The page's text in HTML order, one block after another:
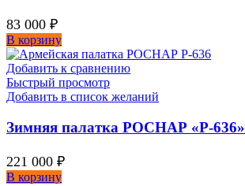
83 000 ₽
В корзину
Добавить к сравнению
Быстрый просмотр
Добавить в список желаний
Зимняя палатка РОСНАР «Р-636»
221 000 ₽
В корзину